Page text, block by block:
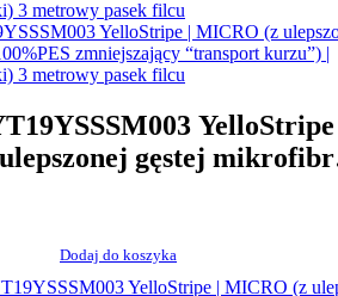
gęstej
(cienki) 3
Dodaj do koszyka